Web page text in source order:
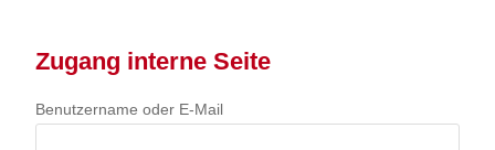
Zugang interne Seite
Benutzername oder E-Mail